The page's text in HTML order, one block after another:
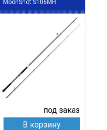
MoonShot S106MH
под заказ
В корзину